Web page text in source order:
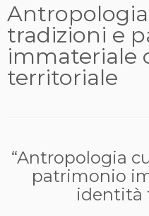
al
contenuto
tradizioni e
immateriale
territoriale
“Antropologia
patrimonio
identità